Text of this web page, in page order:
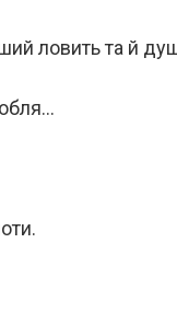
ловить та й